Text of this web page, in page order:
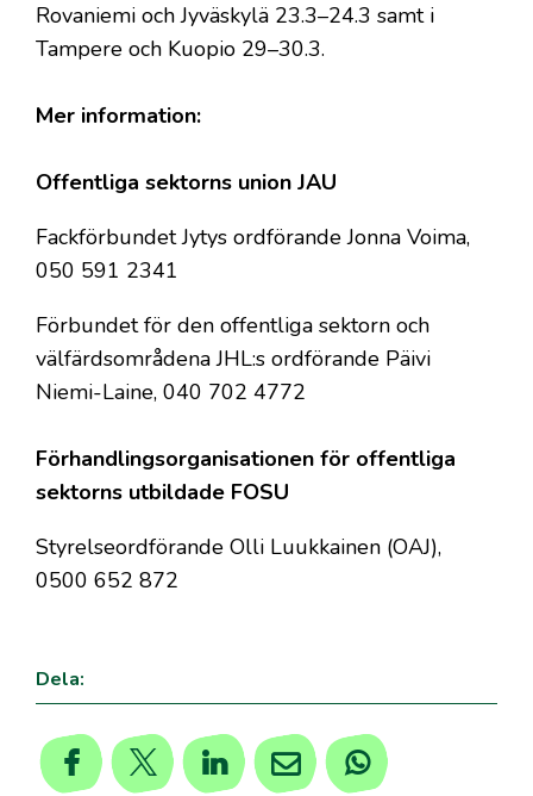
Rovaniemi och Jyväskylä 23.3–24.3 samt i
Tampere och Kuopio 29–30.3.
Mer information:
Offentliga sektorns union JAU
Fackförbundet Jytys ordförande Jonna Voima,
050 591 2341
Förbundet för den offentliga sektorn och
välfärdsområdena JHL:s ordförande Päivi
Niemi-Laine, 040 702 4772
Förhandlingsorganisationen för offentliga
sektorns utbildade FOSU
Styrelseordförande Olli Luukkainen (OAJ),
0500 652 872
Dela: